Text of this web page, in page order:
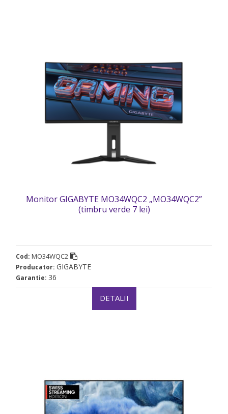
Monitor GIGABYTE MO34WQC2 „MO34WQC2”
(timbru verde 7 lei)
Cod: MO34WQC2
Producator: GIGABYTE
Garantie: 36
DETALII